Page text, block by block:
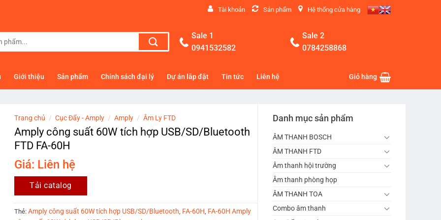
Tài khoản Sản phẩm Hệ thống cửa hàng
Sale 1
0941532582
Sale 2
0784258868
Giới thiệu Sản phẩm Chính sách đại lý Dự án lắp đặt Tin tức Liên hệ Giỏ hàng
Danh mục sản phẩm
ÂM THANH BOSCH
ÂM THANH FTD
Âm thanh hội trường
Âm thanh phòng họp
ÂM THANH TOA
Combo âm thanh
Trang chủ / Cục Đẩy - Amply / Amply / Âm Ly FTD
Amply công suất 60W tích hợp USB/SD/Bluetooth
FTD FA-60H
Giá: Liên hệ
Tải catalog
Thẻ: Amply công suất 60W tích hợp USB/SD/Bluetooth, FA-60H, FA-60H Amply